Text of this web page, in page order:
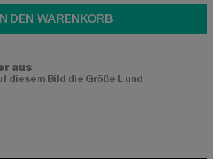
DEN WARENKORB
aus
diesem Bild die Größe L und